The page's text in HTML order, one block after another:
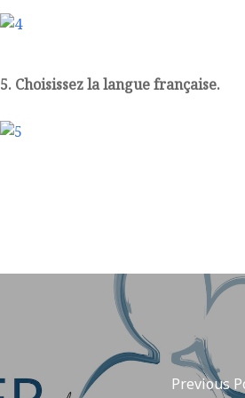
5. Choisissez la langue française.
Previous